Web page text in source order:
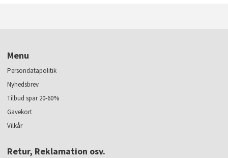
Menu
Persondatapolitik
Nyhedsbrev
Tilbud spar 20-60%
Gavekort
Vilkår
Retur, Reklamation osv.